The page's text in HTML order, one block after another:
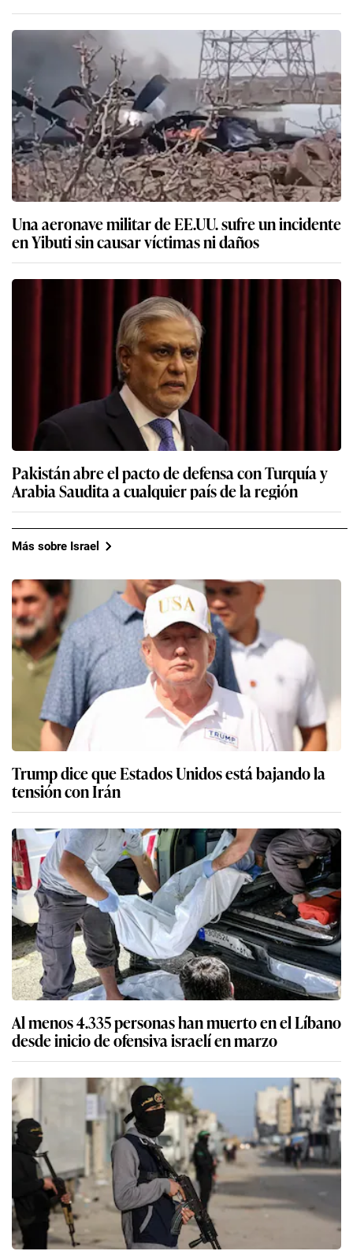
Una aeronave militar de EE.UU. sufre un incidente
en Yibuti sin causar víctimas ni daños
Pakistán abre el pacto de defensa con Turquía y
Arabia Saudita a cualquier país de la región
Más sobre Israel
Trump dice que Estados Unidos está bajando la
tensión con Irán
Al menos 4.335 personas han muerto en el Líbano
desde inicio de ofensiva israelí en marzo